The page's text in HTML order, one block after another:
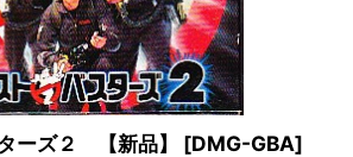
ーズ２ 【新品】 [DMG-GBA]